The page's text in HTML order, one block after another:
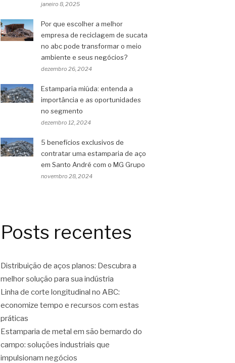
janeiro 8, 2025
Por que escolher a melhor
empresa de reciclagem de sucata
no abc pode transformar o meio
ambiente e seus negócios?
dezembro 26, 2024
Estamparia miúda: entenda a
importância e as oportunidades
no segmento
dezembro 12, 2024
5 benefícios exclusivos de
contratar uma estamparia de aço
em Santo André com o MG Grupo
novembro 28, 2024
Posts recentes
Distribuição de aços planos: Descubra a
melhor solução para sua indústria
Linha de corte longitudinal no ABC:
economize tempo e recursos com estas
práticas
Estamparia de metal em são bernardo do
campo: soluções industriais que
impulsionam negócios